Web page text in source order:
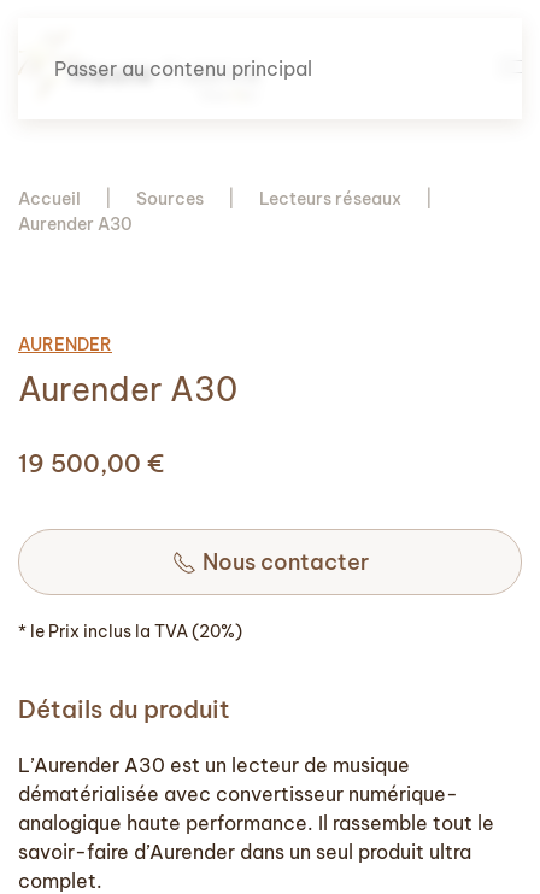
Passer au contenu principal
Accueil Sources
Lecteurs réseaux
Aurender A30
AURENDER
Aurender A30
19 500,00 €
Nous contacter
* le Prix inclus la TVA (20%)
Détails du produit
L’Aurender A30 est un lecteur de musique
dématérialisée avec convertisseur numérique-
analogique haute performance. Il rassemble tout le
savoir-faire d’Aurender dans un seul produit ultra
complet.